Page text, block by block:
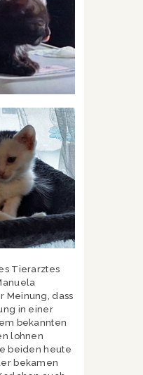
Tierarztes
Meinung, dass
in einer
bekannten
lohnen
beiden heute
bekamen